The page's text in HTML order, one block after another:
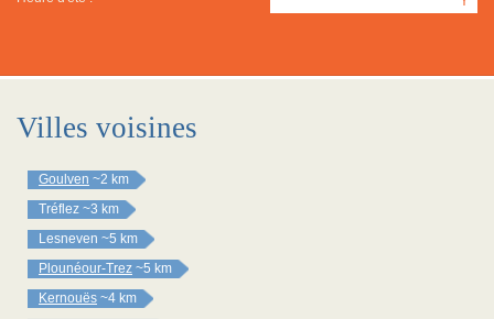
Villes voisines
Goulven ~2 km
Tréflez ~3 km
Lesneven ~5 km
Plounéour-Trez ~5 km
Kernouës ~4 km